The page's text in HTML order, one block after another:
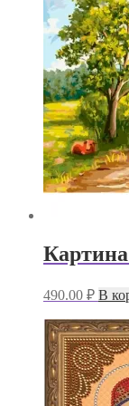
490.00 ₽ В